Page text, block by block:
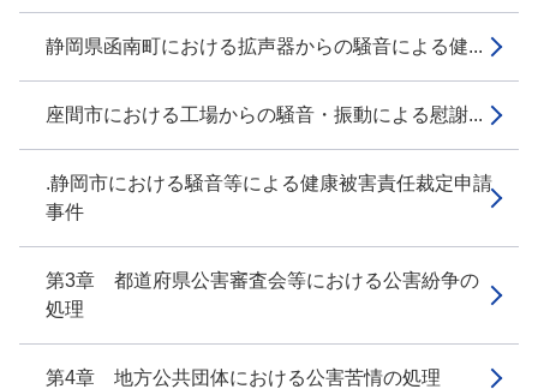
静岡県函南町における拡声器からの騒音による健...
座間市における工場からの騒音・振動による慰謝...
.静岡市における騒音等による健康被害責任裁定申請
事件
第3章 都道府県公害審査会等における公害紛争の
処理
第4章 地方公共団体における公害苦情の処理